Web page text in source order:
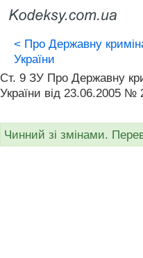
< Про Державну
України
Ст. 9 ЗУ Про Державну
України від 23.06.2005 №
Чинний зі змінами.